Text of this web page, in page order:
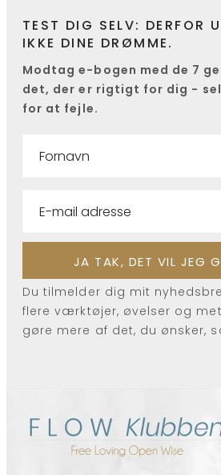
TEST DIG SELV: DERFOR
IKKE DINE DRØMME.
Modtag e-bogen med de 7
det, der er rigtigt for dig -
for at fejle.
Du tilmelder dig mit
flere værktøjer, øvelser og
gøre mere af det, du ønsker,